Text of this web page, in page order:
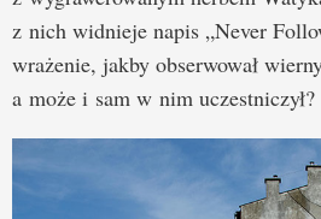
z nich widnieje napis „Never
wrażenie, jakby obserwował
a może i sam w nim uczestniczył?